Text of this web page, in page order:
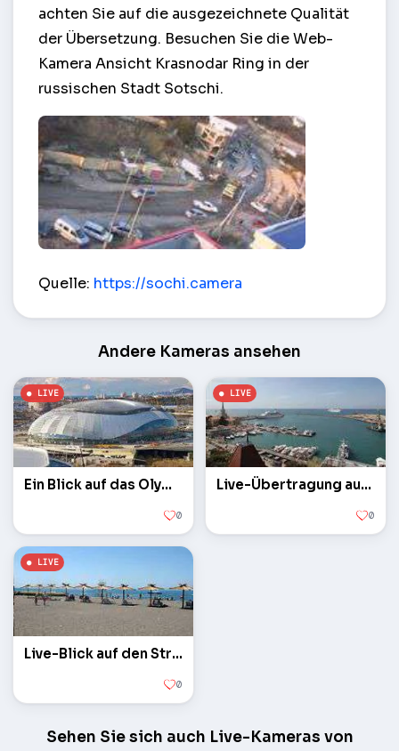
achten Sie auf die ausgezeichnete Qualität
der Übersetzung. Besuchen Sie die Web-
Kamera Ansicht Krasnodar Ring in der
russischen Stadt Sotschi.
Quelle: https://sochi.camera
Andere Kameras ansehen
Ein Blick auf das Olympiastadion
0
Live-Übertragung aus dem Seaport
0
Live-Blick auf den Strand Riviera
0
Sehen Sie sich auch Live-Kameras von